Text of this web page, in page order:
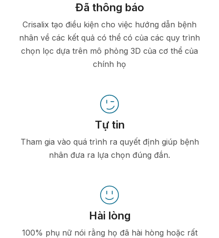
Đã thông báo
Crisalix tạo điều kiện cho việc hướng dẫn bệnh
nhân về các kết quả có thể có của các quy trình
chọn lọc dựa trên mô phỏng 3D của cơ thể của
chính họ
Tự tin
Tham gia vào quá trình ra quyết định giúp bệnh
nhân đưa ra lựa chọn đúng đắn.
Hài lòng
100% phụ nữ nói rằng họ đã hài hòng hoặc rất